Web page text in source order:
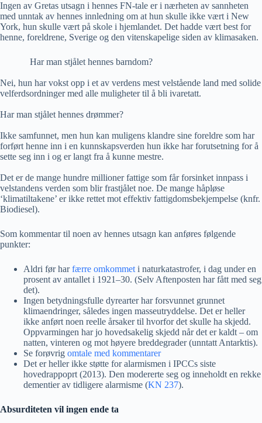
Ingen av Gretas utsagn i hennes FN-tale er i nærheten av sannheten
med unntak av hennes innledning om at hun skulle ikke vært i New
York, hun skulle vært på skole i hjemlandet. Det hadde vært best for
henne, foreldrene, Sverige og den vitenskapelige siden av klimasaken.
Har man stjålet hennes barndom?
Nei, hun har vokst opp i et av verdens mest velstående land med solide
velferdsordninger med alle muligheter til å bli ivaretatt.
Har man stjålet hennes drømmer?
Ikke samfunnet, men hun kan muligens klandre sine foreldre som har
forført henne inn i en kunnskapsverden hun ikke har forutsetning for å
sette seg inn i og er langt fra å kunne mestre.
Det er de mange hundre millioner fattige som får forsinket innpass i
velstandens verden som blir frastjålet noe. De mange håpløse
‘klimatiltakene’ er ikke rettet mot effektiv fattigdomsbekjempelse (knfr.
Biodiesel).
Som kommentar til noen av hennes utsagn kan anføres følgende
punkter:
Aldri før harfærre omkommet i naturkatastrofer, i dag under en
prosent av antallet i 1921–30. (Selv Aftenposten har fått med seg
det).
Ingen betydningsfulle dyrearter har forsvunnet grunnet
klimaendringer, således ingen masseutryddelse. Det er heller
ikke anført noen reelle årsaker til hvorfor det skulle ha skjedd.
Oppvarmingen har jo hovedsakelig skjedd når det er kaldt – om
natten, vinteren og mot høyere breddegrader (unntatt Antarktis).
Se forøvrig omtale med kommentarer
Det er heller ikke støtte for alarmismen i IPCCs siste
hovedrappoprt (2013). Den modererte seg og inneholdt en rekke
dementier av tidligere alarmisme (KN 237).
Absurditeten vil ingen ende ta